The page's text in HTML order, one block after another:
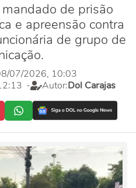
de prisão
e apreensão contra
de grupo de
07/2026, 10:03
- Autor:Dol Carajas